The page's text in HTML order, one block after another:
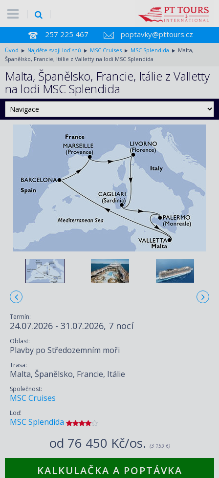
257 225 467 poptavky@pttours.cz
Úvod Najděte svoji loď snů MSC Cruises MSC Splendida
Malta,
Španělsko, Francie, Itálie z Valletty na lodi MSC Splendida
Malta, Španělsko, Francie, Itálie z Valletty
na lodi MSC Splendida
Termín:
24.07.2026 - 31.07.2026, 7 nocí
Oblast:
Plavby po Středozemním moři
Trasa:
Malta, Španělsko, Francie, Itálie
Společnost:
MSC Cruises
Loď:
MSC Splendida
od 76 450 Kč/os. (3 159 €)
KALKULAČKA A POPTÁVKA